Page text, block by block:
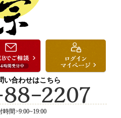
い合わせはこちら
時間>9:00~19:00